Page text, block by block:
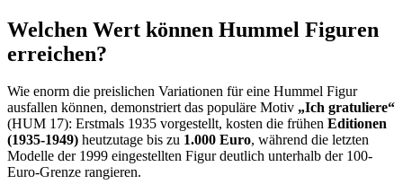
Welchen Wert können Hummel Figuren
erreichen?
Wie enorm die preislichen Variationen für eine Hummel Figur
ausfallen können, demonstriert das populäre Motiv „Ich gratuliere“
(HUM 17): Erstmals 1935 vorgestellt, kosten die frühen Editionen
(1935-1949) heutzutage bis zu 1.000 Euro, während die letzten
Modelle der 1999 eingestellten Figur deutlich unterhalb der 100-
Euro-Grenze rangieren.